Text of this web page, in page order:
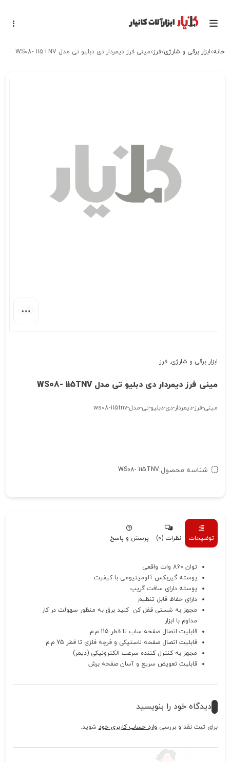
خانه ابزار برقی و شارژی فرز مینی فرز دیمردار دی دبلیو تی مدل WS08- 115TNV
ابزار برقی و شارژی,فرز
مینی فرز دیمردار دی دبلیو تی مدل WS08- 115TNV
مینی-فرز-دیمردار-دی-دبلیو-تی-مدل-ws08-115tnv
شناسه محصول:WS08- 115TNV
توضیحات نظرات (0) پرسش و پاسخ
توان 860 وات واقعی
پوسته گیربکس آلومینیومی با کیفیت
پوسته دارای سافت گریپ
دارای حفاظ قابل تنظیم
مجهز به شستی قفل کن کلید برق به منظور سهولت در کار
مداوم با ابزار
قابلیت اتصال صفحه ساب تا قطر 115 م.م
قابلیت اتصال صفحه لاستیکی و فرچه فلزی تا قطر 75 م.م
مجهز به کنترل کننده سرعت الکترونیکی (دیمر)
قابلیت تعویض سریع و آسان صفحه برش
دیدگاه خود را بنویسید
برای ثبت نقد و بررسی وارد حساب کاربری خود شوید.